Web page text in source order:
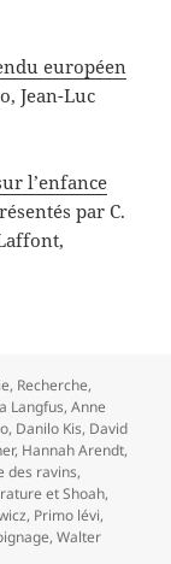
européen
Jean-Luc
l’enfance
par C.
, Recherche,
Langfus,Anne
, Danilo Kis, David
, Hannah Arendt,
des ravins,
et Shoah,
, Primo lévi,
,Walter